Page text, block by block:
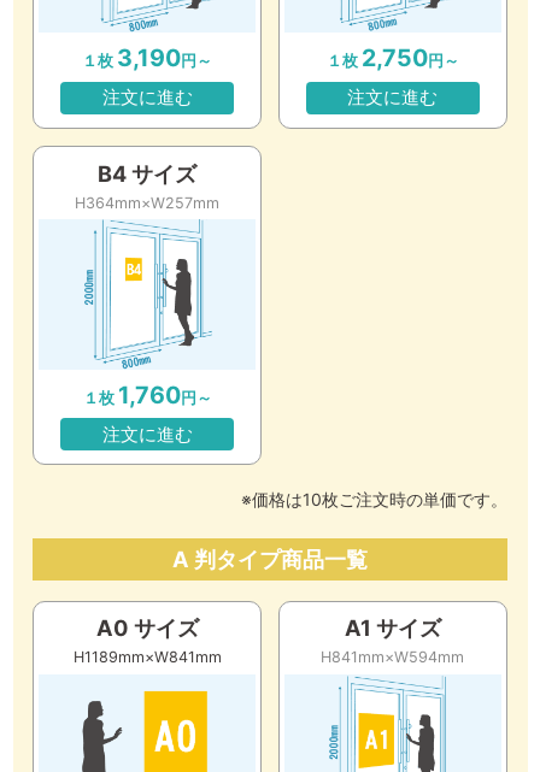
１枚 3,190円～
注文に進む
１枚 2,750円～
注文に進む
B4 サイズ
H364mm×W257mm
１枚 1,760円～
注文に進む
※価格は10枚ご注文時の単価です。
A 判タイプ商品一覧
A0 サイズ
H1189mm×W841mm
A1 サイズ
H841mm×W594mm